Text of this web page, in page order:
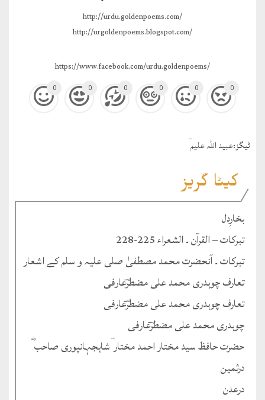
http://urdu.goldenpoems.com/
http://urgoldenpoems.blogspot.com/
https://www.facebook.com/urdu.goldenpoems/
0 0 0 0 0 0
ٹيگز:عبید اللہ علیم ؔ
کیٹا گریز
بخارِدل
تبرکات – القرآن ۔ الشعراء 225-228
تبرکات ۔ آنحضرت محمد مصطفیٰ صلی علیہ و سلم کے اشعار
تعارف چوہدری محمد علی مضطرؔعارفی
تعارف چوہدری محمد علی مضطرؔعارفی
چوہدری محمد علی مضطرؔعارفی
حضرت حافظ سید مختار احمد مختار ؔشاہجہانپوری صاحب ؓ
درثمین
درعدن